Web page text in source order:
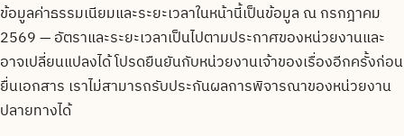
ข้อมูลค่าธรรมเนียมและระยะเวลาในหน้านี้เป็นข้อมูล ณกรกฎาคม
2569— อัตราและระยะเวลาเป็นไปตามประกาศของหน่วยงานและ
อาจเปลี่ยนแปลงได้ โปรดยืนยันกับหน่วยงานเจ้าของเรื่องอีกครั้งก่อน
ยื่นเอกสาร เราไม่สามารถรับประกันผลการพิจารณาของหน่วยงาน
ปลายทางได้